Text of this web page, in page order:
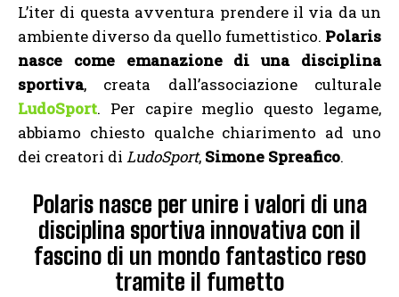
L’iter di questa avventura prendere il via da un
ambiente diverso da quello fumettistico. Polaris
nasce come emanazione di una disciplina
sportiva, creata dall’associazione culturale
LudoSport. Per capire meglio questo legame,
abbiamo chiesto qualche chiarimento ad uno
dei creatori di LudoSport, Simone Spreafico.
Polaris nasce per unire i valori di una
disciplina sportiva innovativa con il
fascino di un mondo fantastico reso
tramite il fumetto